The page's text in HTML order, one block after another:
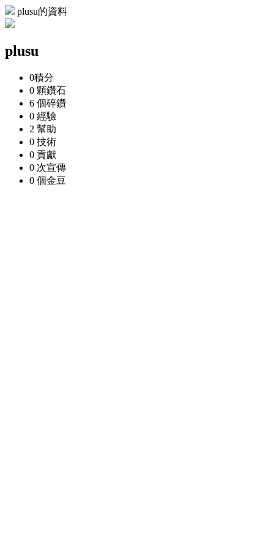
plusu的資料
plusu
0積分
0 顆鑽石
6 個碎鑽
0 經驗
2 幫助
0 技術
0 貢獻
0 次宣傳
0 個金豆